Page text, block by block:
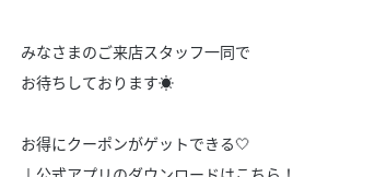
みなさまのご来店スタッフ一同で
お待ちしております☀️
お得にクーポンがゲットできる🤍